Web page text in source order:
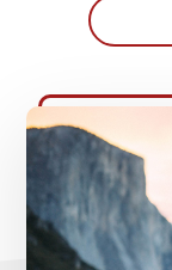
Goal
Coaching